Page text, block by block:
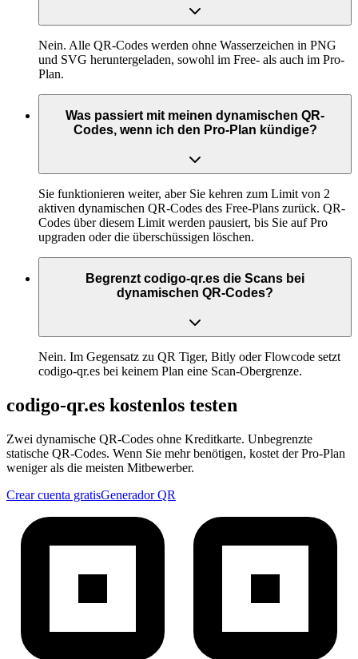
Nein. Alle QR-Codes werden ohne Wasserzeichen in PNG
und SVG heruntergeladen, sowohl im Free- als auch im Pro-
Plan.
Was passiert mit meinen dynamischen QR-
Codes, wenn ich den Pro-Plan kündige?
Sie funktionieren weiter, aber Sie kehren zum Limit von 2
aktiven dynamischen QR-Codes des Free-Plans zurück. QR-
Codes über diesem Limit werden pausiert, bis Sie auf Pro
upgraden oder die überschüssigen löschen.
Begrenzt codigo-qr.es die Scans bei
dynamischen QR-Codes?
Nein. Im Gegensatz zu QR Tiger, Bitly oder Flowcode setzt
codigo-qr.es bei keinem Plan eine Scan-Obergrenze.
codigo-qr.es kostenlos testen
Zwei dynamische QR-Codes ohne Kreditkarte. Unbegrenzte
statische QR-Codes. Wenn Sie mehr benötigen, kostet der Pro-Plan
weniger als die meisten Mitbewerber.
Crear cuenta gratisGenerador QR